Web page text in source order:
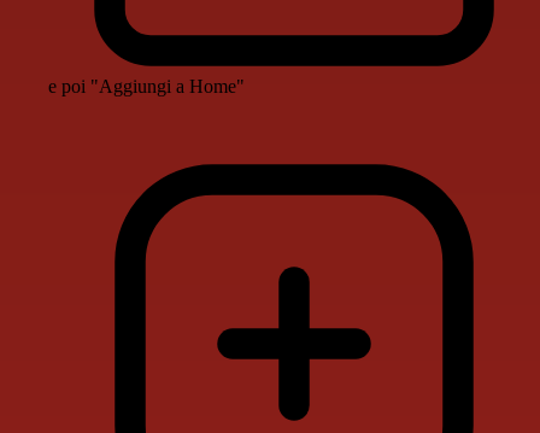
e poi "Aggiungi a Home"